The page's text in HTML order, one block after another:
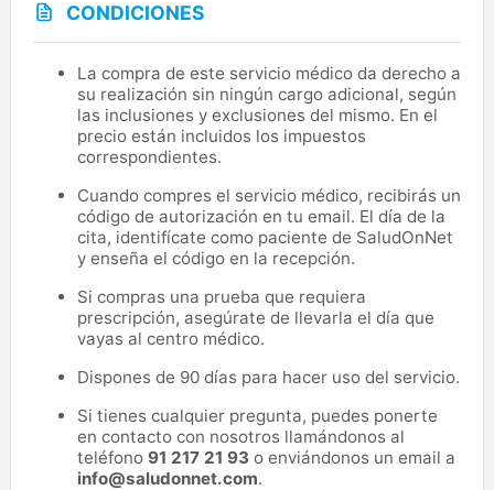
CONDICIONES
La compra de este servicio médico da derecho a
su realización sin ningún cargo adicional, según
las inclusiones y exclusiones del mismo. En el
precio están incluidos los impuestos
correspondientes.
Cuando compres el servicio médico, recibirás un
código de autorización en tu email. El día de la
cita, identifícate como paciente de SaludOnNet
y enseña el código en la recepción.
Si compras una prueba que requiera
prescripción, asegúrate de llevarla el día que
vayas al centro médico.
Dispones de 90 días para hacer uso del servicio.
Si tienes cualquier pregunta, puedes ponerte
en contacto con nosotros llamándonos al
teléfono 91 217 21 93 o enviándonos un email a
info@saludonnet.com.